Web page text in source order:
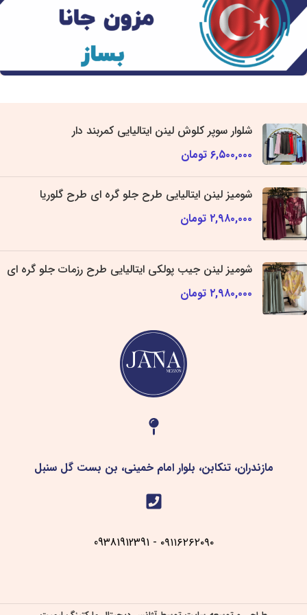
شلوار سوپر کلوش لینن ایتالیایی کمربند دار
۶,۵۰۰,۰۰۰ تومان
شومیز لینن ایتالیایی طرح جلو گره ای طرح گلوریا
۲,۹۸۰,۰۰۰ تومان
شومیز لینن جیب پولکی ایتالیایی طرح رزمات جلو گره ای
۲,۹۸۰,۰۰۰ تومان
مازندران، تنکابن، بلوار امام خمینی، بن بست گل سنبل
۰۹۱۱۶۲۶۲۰۹۰ - 09381912391